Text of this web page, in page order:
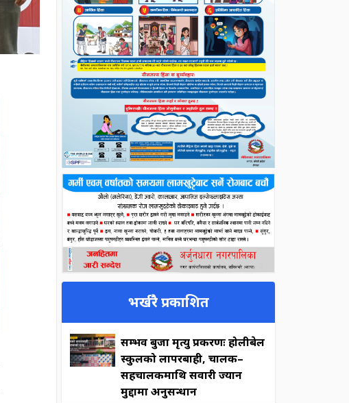
भर्खरै प्रकाशित
सम्भव बुर्जा मृत्यु प्रकरणः होलीबेल
स्कुलको लापरबाही, चालक–
सहचालकमाथि सवारी ज्यान
मुद्दामा अनुसन्धान